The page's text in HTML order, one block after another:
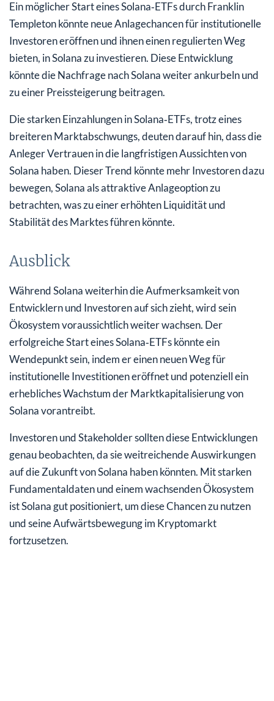
Ein möglicher Start eines Solana‑ETFs durch Franklin
Templeton könnte neue Anlagechancen für institutionelle
Investoren eröffnen und ihnen einen regulierten Weg
bieten, in Solana zu investieren. Diese Entwicklung
könnte die Nachfrage nach Solana weiter ankurbeln und
zu einer Preissteigerung beitragen.
Die starken Einzahlungen in Solana‑ETFs, trotz eines
breiteren Marktabschwungs, deuten darauf hin, dass die
Anleger Vertrauen in die langfristigen Aussichten von
Solana haben. Dieser Trend könnte mehr Investoren dazu
bewegen, Solana als attraktive Anlageoption zu
betrachten, was zu einer erhöhten Liquidität und
Stabilität des Marktes führen könnte.
Ausblick
Während Solana weiterhin die Aufmerksamkeit von
Entwicklern und Investoren auf sich zieht, wird sein
Ökosystem voraussichtlich weiter wachsen. Der
erfolgreiche Start eines Solana‑ETFs könnte ein
Wendepunkt sein, indem er einen neuen Weg für
institutionelle Investitionen eröffnet und potenziell ein
erhebliches Wachstum der Marktkapitalisierung von
Solana vorantreibt.
Investoren und Stakeholder sollten diese Entwicklungen
genau beobachten, da sie weitreichende Auswirkungen
auf die Zukunft von Solana haben könnten. Mit starken
Fundamentaldaten und einem wachsenden Ökosystem
ist Solana gut positioniert, um diese Chancen zu nutzen
und seine Aufwärtsbewegung im Kryptomarkt
fortzusetzen.